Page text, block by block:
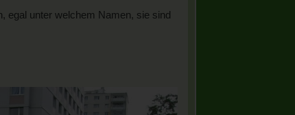
egal unter welchem Namen, sie sind